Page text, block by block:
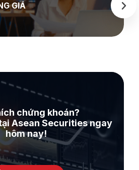
GIÁ
chứng khoán?
Asean Securities ngay
hôm nay!